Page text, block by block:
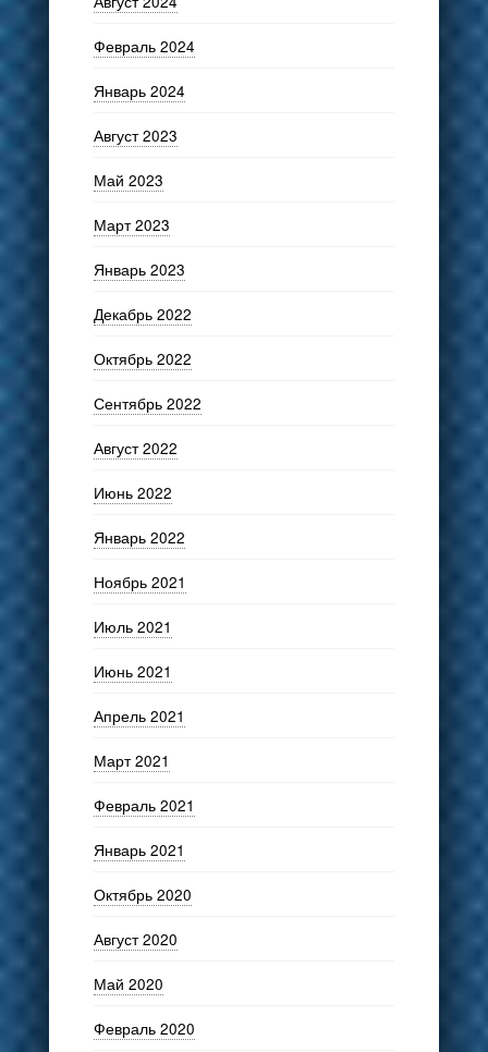
Февраль 2024
Январь 2024
Август 2023
Май 2023
Март 2023
Январь 2023
Декабрь 2022
Октябрь 2022
Сентябрь 2022
Август 2022
Июнь 2022
Январь 2022
Ноябрь 2021
Июль 2021
Июнь 2021
Апрель 2021
Март 2021
Февраль 2021
Январь 2021
Октябрь 2020
Август 2020
Май 2020
Февраль 2020